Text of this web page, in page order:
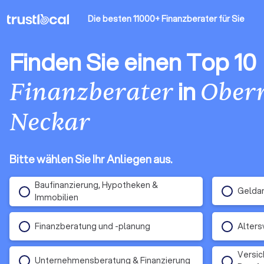
Die besten 11000+ Finanzberater für Sie
Finden Sie einen Top 10
Finanzberaterin
Neckar
Bitte wählen Sie Ihr Anliegen aus.
Baufinanzierung, Hypotheken &
Immobilien
Finanzberatung und -planung
Unternehmensberatung & Finanzierung